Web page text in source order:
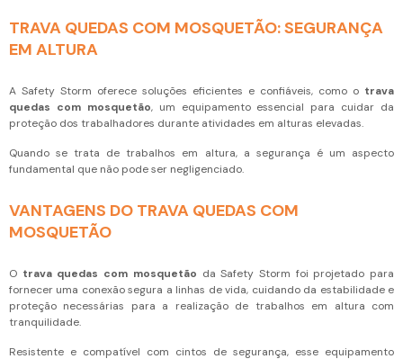
TRAVA QUEDAS COM MOSQUETÃO: SEGURANÇA
EM ALTURA
A Safety Storm oferece soluções eficientes e confiáveis, como o trava
quedas com mosquetão, um equipamento essencial para cuidar da
proteção dos trabalhadores durante atividades em alturas elevadas.
Quando se trata de trabalhos em altura, a segurança é um aspecto
fundamental que não pode ser negligenciado.
VANTAGENS DO TRAVA QUEDAS COM
MOSQUETÃO
O trava quedas com mosquetão da Safety Storm foi projetado para
fornecer uma conexão segura a linhas de vida, cuidando da estabilidade e
proteção necessárias para a realização de trabalhos em altura com
tranquilidade.
Resistente e compatível com cintos de segurança, esse equipamento